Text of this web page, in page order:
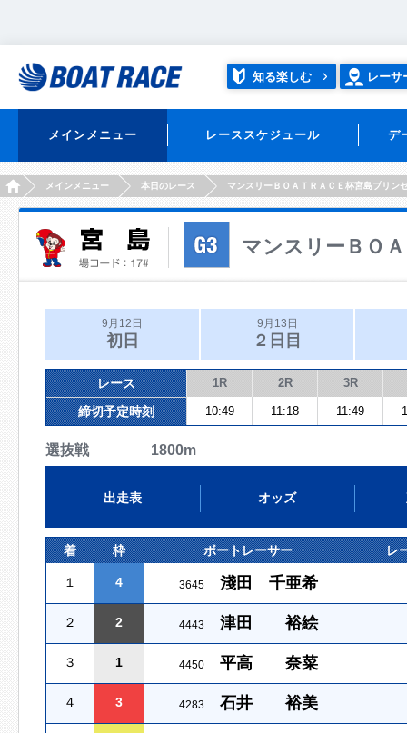
知る楽しむ レーサ
メインメニュー レーススケジュール デ
HOMEメインメニュー 本日のレース マンスリーＢＯＡＴＲＡＣＥ杯宮島プリン
マンスリーＢＯ
9月12日
初日
9月13日
２日目
レース 1R 2R 3R
締切予定時刻 10:49 11:18 11:49
選抜戦 1800m
出走表 オッズ
着 枠 ボートレーサー レ
１ 4 3645 淺田 千亜希
２ 2 4443 津田 裕絵
３ 1 4450 平高 奈菜
４ 3 4283 石井 裕美